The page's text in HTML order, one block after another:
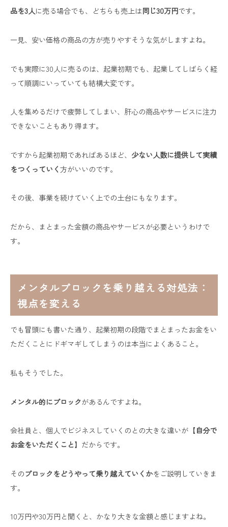
品を3人に売る場合でも、どちらも売上は同じ30万円です。
一見、安い価格の商品の方が売りやすそうな気がしますよね。
でも実際に30人に売るのは、起業初期でも、起業してしばらく経
って順調にいっていても結構大変です。
人を集めるだけで疲弊してしまい、肝心の商品やサービスに注力
できないこともあり得ます。
ですから起業初期であればあるほど、 少ない人数に提供して実績
をつくっていく方がいいのです。
その後、事業を続けていく上での土台にもなります。
だから、まとまった金額の商品やサービスが必要というわけで
す。
メンタルブロックを乗り越える対処法：
視点を変える
でも冒頭にも書いた通り、起業初期の段階でまとまったお金をい
ただくことにドギマギしてしまうのは本当によくあること。
私もそうでした。
メンタル的にブロックがあるんですよね。
会社員と、個人でビジネスしていくのとの大きな違いが【自分で
お金をいただくこと】だからです。
そのブロックをどうやって乗り越えていくかをご説明していきま
す。
10万円や30万円と聞くと、かなり大きな金額と感じますよね。